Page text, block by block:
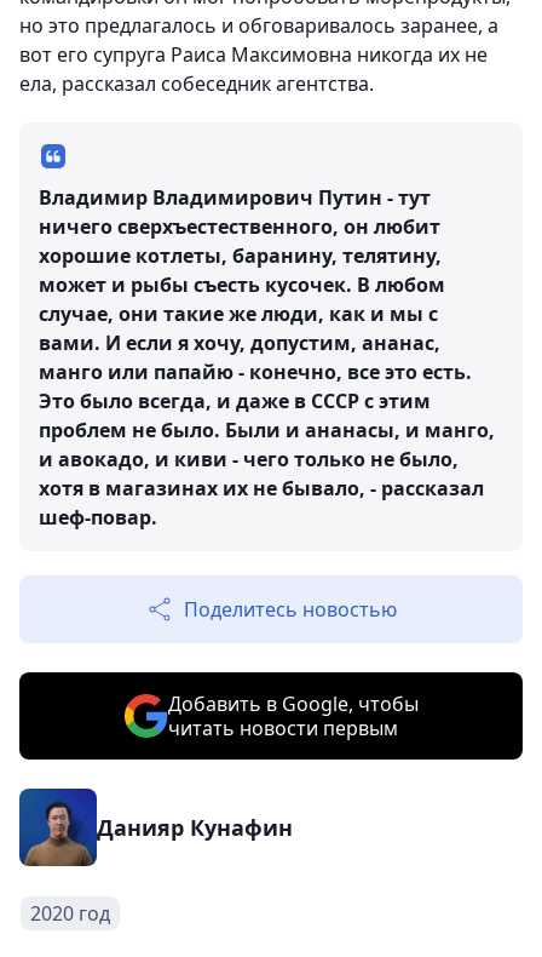
но это предлагалось и обговаривалось заранее, а
вот его супруга Раиса Максимовна никогда их не
ела, рассказал собеседник агентства.
Владимир Владимирович Путин - тут
ничего сверхъестественного, он любит
хорошие котлеты, баранину, телятину,
может и рыбы съесть кусочек. В любом
случае, они такие же люди, как и мы с
вами. И если я хочу, допустим, ананас,
манго или папайю - конечно, все это есть.
Это было всегда, и даже в СССР с этим
проблем не было. Были и ананасы, и манго,
и авокадо, и киви - чего только не было,
хотя в магазинах их не бывало, - рассказал
шеф-повар.
Поделитесь новостью
Добавить в Google, чтобы
читать новости первым
Данияр Кунафин
2020 год